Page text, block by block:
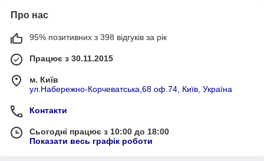
Про нас
95% позитивних з 398 відгуків за рік
Працює з 30.11.2015
м. Київ
ул.Набережно-Корчеватська,68 оф.74, Київ, Україна
Контакти
Сьогодні працює з 10:00 до 18:00
Показати весь графік роботи